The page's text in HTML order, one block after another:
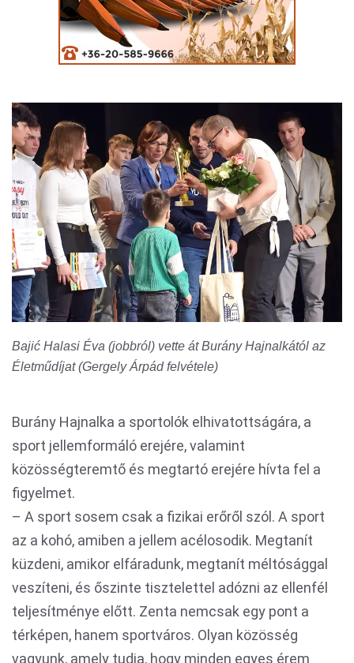
Bajić Halasi Éva (jobbról) vette át Burány Hajnalkától az
Életműdíjat (Gergely Árpád felvétele)
Burány Hajnalka a sportolók elhivatottságára, a
sport jellemformáló erejére, valamint
közösségteremtő és megtartó erejére hívta fel a
figyelmet.
– A sport sosem csak a fizikai erőről szól. A sport
az a kohó, amiben a jellem acélosodik. Megtanít
küzdeni, amikor elfáradunk, megtanít méltósággal
veszíteni, és őszinte tisztelettel adózni az ellenfél
teljesítménye előtt. Zenta nemcsak egy pont a
térképen, hanem sportváros. Olyan közösség
vagyunk, amely tudja, hogy minden egyes érem